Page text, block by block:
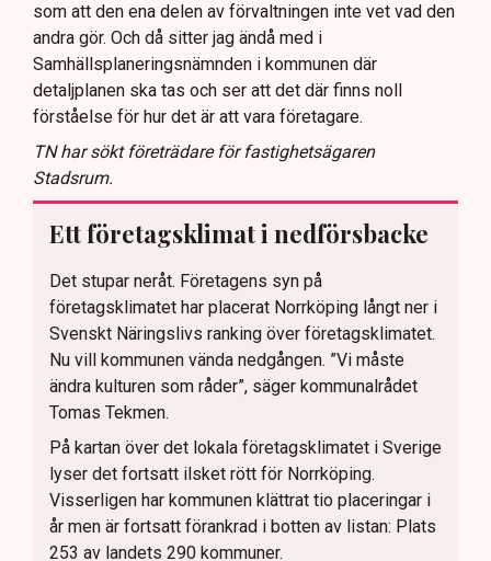
som att den ena delen av förvaltningen inte vet vad den
andra gör. Och då sitter jag ändå med i
Samhällsplaneringsnämnden i kommunen där
detaljplanen ska tas och ser att det där finns noll
förståelse för hur det är att vara företagare.
TN har sökt företrädare för fastighetsägaren
Stadsrum.
Ett företagsklimat i nedförsbacke
Det stupar neråt. Företagens syn på
företagsklimatet har placerat Norrköping långt ner i
Svenskt Näringslivs ranking över företagsklimatet.
Nu vill kommunen vända nedgången. ”Vi måste
ändra kulturen som råder”, säger kommunalrådet
Tomas Tekmen.
På kartan över det lokala företagsklimatet i Sverige
lyser det fortsatt ilsket rött för Norrköping.
Visserligen har kommunen klättrat tio placeringar i
år men är fortsatt förankrad i botten av listan: Plats
253 av landets 290 kommuner.